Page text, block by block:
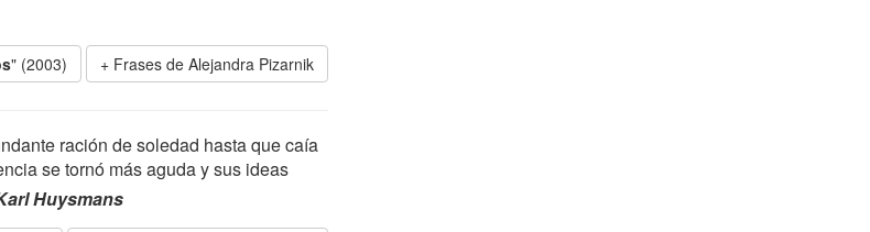
" (2003) Frases de Alejandra Pizarnik
ración de soledad hasta que caía
se tornó más aguda y sus ideas
Huysmans